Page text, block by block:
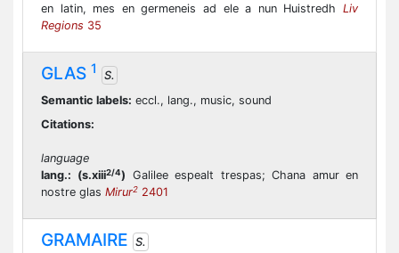
en latin, mes en germeneis ad ele a nun Huistredh Liv
Regions 35
GLAS 1
S.
Semantic labels: eccl., lang., music, sound
Citations:
language
lang.: (s.xiii2/4) Galilee espealt trespas; Chana amur en
nostre glas Mirur2 2401
GRAMAIRE S.